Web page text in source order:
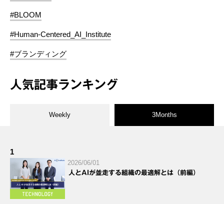
#BLOOM
#Human-Centered_AI_Institute
#ブランディング
人気記事ランキング
Weekly 3Months
1
2026/06/01
人とAIが並走する組織の最適解とは（前編）